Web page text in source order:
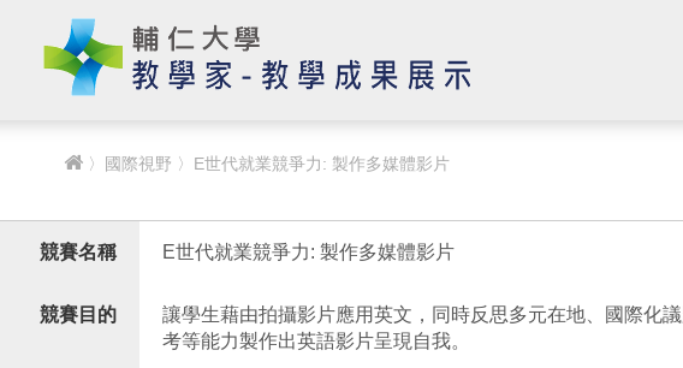
〉 國際視野 〉E世代就業競爭力: 製作多媒體影片
競賽名稱 E世代就業競爭力: 製作多媒體影片
競賽目的
讓學生藉由拍攝影片應用英文，同時反思多元在地、國際化
考等能力製作出英語影片呈現自我。